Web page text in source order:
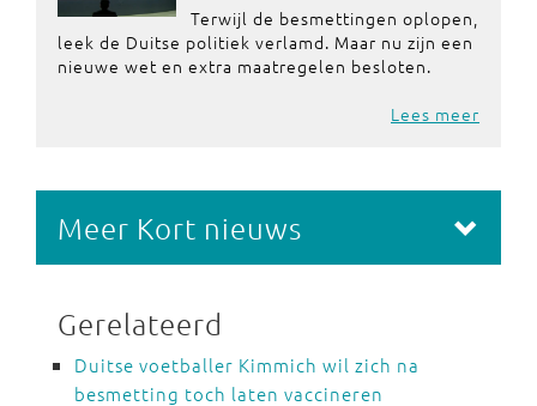
Terwijl de besmettingen oplopen,
leek de Duitse politiek verlamd. Maar nu zijn een
nieuwe wet en extra maatregelen besloten.
Lees meer
Meer Kort nieuws
Gerelateerd
Duitse voetballer Kimmich wil zich na
besmetting toch laten vaccineren